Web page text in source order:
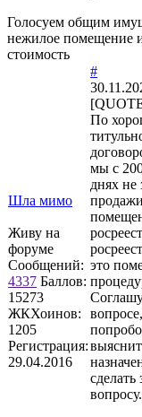
Голосуем общим
нежилое помещение
стоимость
Шла мимо
Живу на
форуме
Сообщений:
4337 Баллов:
15273
ЖКХоинов:
1205
Регистрация:
29.04.2016
#
По
мы с
днях не
это
вопросу.